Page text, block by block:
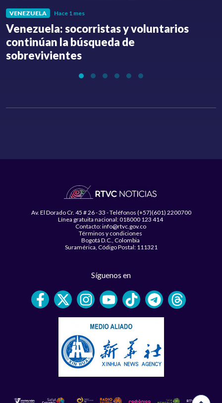
VENEZUELA Hace 1 mes
Venezuela: socorristas y voluntarios
continúan la búsqueda de
sobrevivientes
Av. El Dorado Cr. 45 # 26 - 33 - Teléfonos (+57)(601) 2200700
Línea gratuita nacional: 018000 123 414
Contacto: info@rtvc.gov.co
Términos y condiciones
Bogotá D.C., Colombia
Suramérica, Código Postal: 111321
Síguenos en